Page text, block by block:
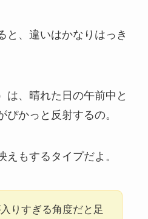
と、違いはかなりはっき
は、晴れた日の午前中と
かっと反射するの。
もするタイプだよ。
りすぎる角度だと足